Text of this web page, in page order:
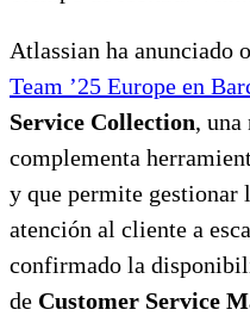
Atlassian ha anunciado
Team ’25 Europe en
Service Collection, una
complementa
y que permite gestionar
atención al cliente a
confirmado la
de Customer Service